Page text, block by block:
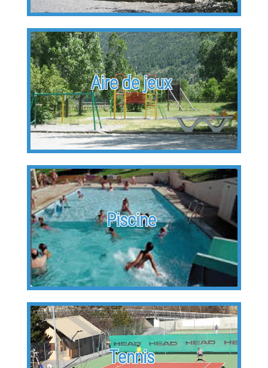
Aire de jeux
Piscine
Tennis